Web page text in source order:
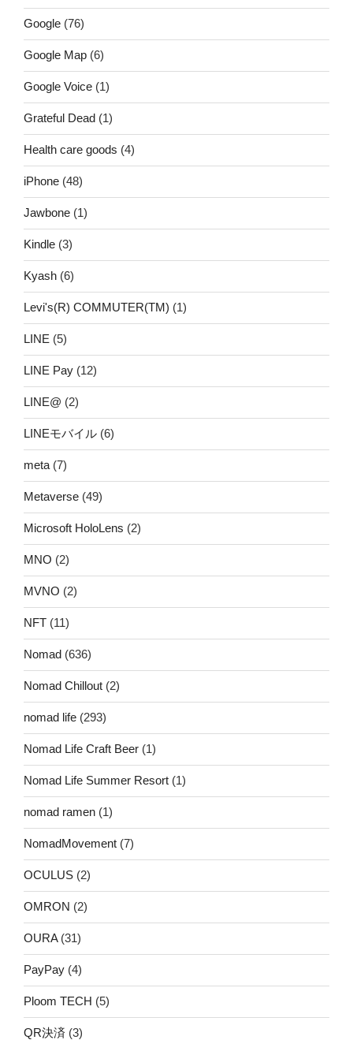
Google (76)
Google Map (6)
Google Voice (1)
Grateful Dead (1)
Health care goods (4)
iPhone (48)
Jawbone (1)
Kindle (3)
Kyash (6)
Levi's(R) COMMUTER(TM) (1)
LINE (5)
LINE Pay (12)
LINE@ (2)
LINEモバイル (6)
meta (7)
Metaverse (49)
Microsoft HoloLens (2)
MNO (2)
MVNO (2)
NFT (11)
Nomad (636)
Nomad Chillout (2)
nomad life (293)
Nomad Life Craft Beer (1)
Nomad Life Summer Resort (1)
nomad ramen (1)
NomadMovement (7)
OCULUS (2)
OMRON (2)
OURA(31)
PayPay (4)
Ploom TECH (5)
QR決済 (3)